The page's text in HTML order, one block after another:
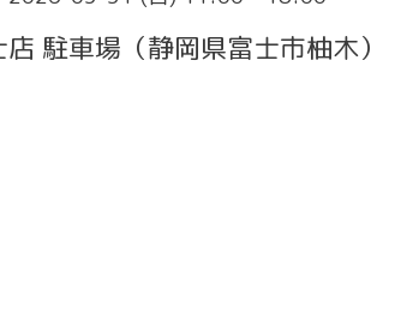
駐車場（静岡県富士市柚木）